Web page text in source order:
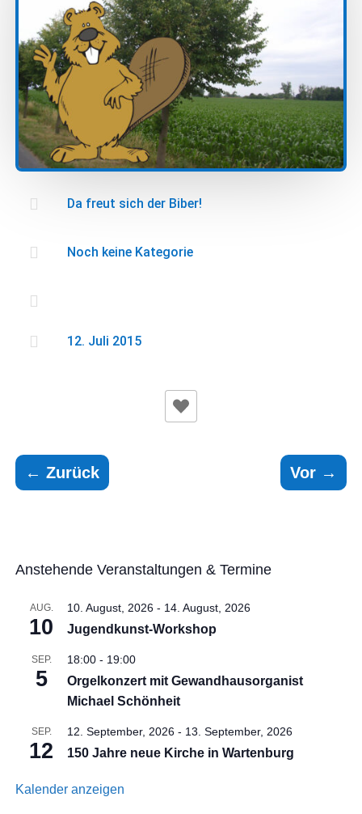
 Da freut sich der Biber!
 Noch keine Kategorie

 12. Juli 2015
←Zurück Vor→
Anstehende Veranstaltungen & Termine
AUG.
10
10. August, 2026 - 14. August, 2026
Jugendkunst-Workshop
SEP.
5
18:00 - 19:00
Orgelkonzert mit Gewandhausorganist
Michael Schönheit
SEP.
12
12. September, 2026 - 13. September, 2026
150 Jahre neue Kirche in Wartenburg
Kalender anzeigen